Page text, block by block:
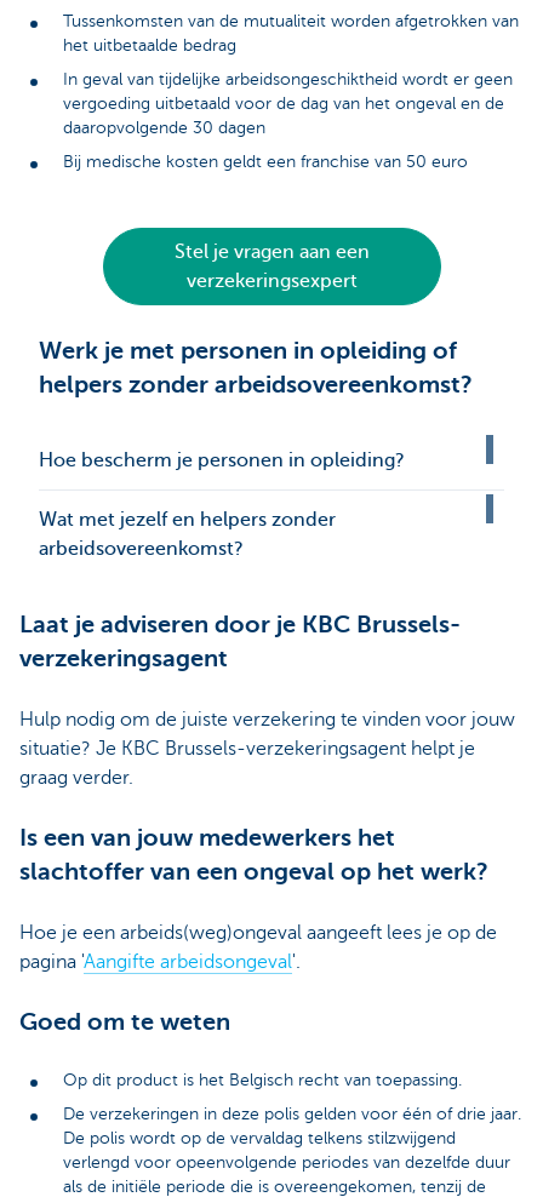
Tussenkomsten van de mutualiteit worden afgetrokken van
het uitbetaalde bedrag
In geval van tijdelijke arbeidsongeschiktheid wordt er geen
vergoeding uitbetaald voor de dag van het ongeval en de
daaropvolgende 30 dagen
Bij medische kosten geldt een franchise van 50 euro
Stel je vragen aan een
verzekeringsexpert
Werk je met personen in opleiding of
helpers zonder arbeidsovereenkomst?
Hoe bescherm je personen in opleiding?
Wat met jezelf en helpers zonder
arbeidsovereenkomst?
Laat je adviseren door je KBC Brussels-
verzekeringsagent
Hulp nodig om de juiste verzekering te vinden voor jouw
situatie? Je KBC Brussels-verzekeringsagent helpt je
graag verder.
Is een van jouw medewerkers het
slachtoffer van een ongeval op het werk?
Hoe je een arbeids(weg)ongeval aangeeft lees je op de
pagina 'Aangifte arbeidsongeval'.
Goed om te weten
Op dit product is het Belgisch recht van toepassing.
De verzekeringen in deze polis gelden voor één of drie jaar.
De polis wordt op de vervaldag telkens stilzwijgend
verlengd voor opeenvolgende periodes van dezelfde duur
als de initiële periode die is overeengekomen, tenzij de